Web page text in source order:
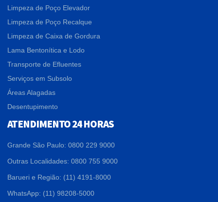
Limpeza de Poço Elevador
Limpeza de Poço Recalque
Limpeza de Caixa de Gordura
Lama Bentonítica e Lodo
Transporte de Efluentes
Serviços em Subsolo
Áreas Alagadas
Desentupimento
ATENDIMENTO 24 HORAS
Grande São Paulo: 0800 229 9000
Outras Localidades: 0800 755 9000
Barueri e Região: (11) 4191-8000
WhatsApp: (11) 98208-5000